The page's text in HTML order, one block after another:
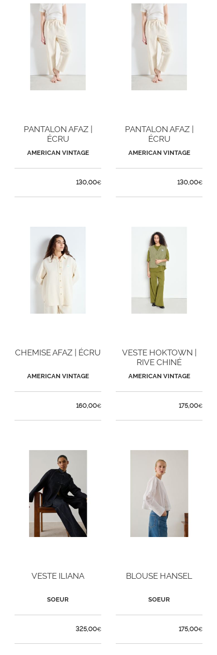
PANTALON AFAZ |
ÉCRU
AMERICAN VINTAGE
130,00€
PANTALON AFAZ |
ÉCRU
AMERICAN VINTAGE
130,00€
CHEMISE AFAZ | ÉCRU
AMERICAN VINTAGE
160,00€
VESTE HOKTOWN |
RIVE CHINÉ
AMERICAN VINTAGE
175,00€
VESTE ILIANA
SOEUR
325,00€
BLOUSE HANSEL
SOEUR
175,00€